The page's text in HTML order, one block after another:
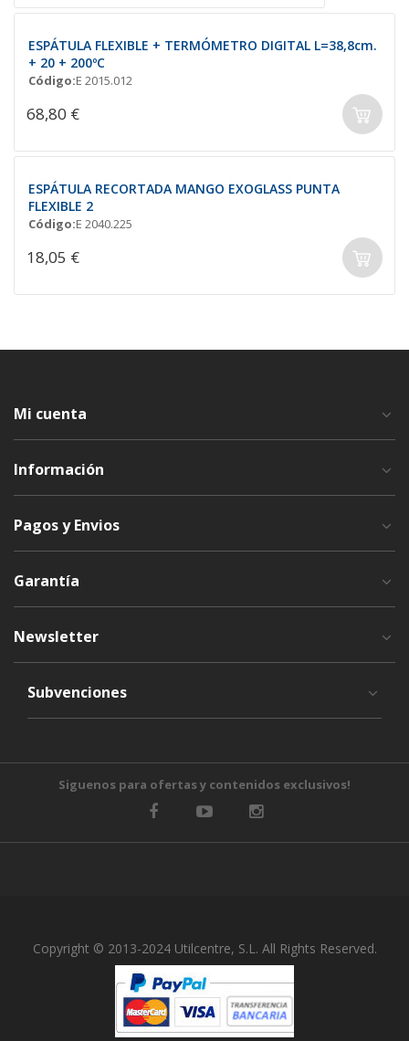
ESPÁTULA FLEXIBLE + TERMÓMETRO DIGITAL L=38,8cm.
+ 20 + 200ºC
Código:E 2015.012
68,80 €
ESPÁTULA RECORTADA MANGO EXOGLASS PUNTA
FLEXIBLE 2
Código:E 2040.225
18,05 €
Mi cuenta
Información
Pagos y Envios
Garantía
Newsletter
Subvenciones
Siguenos para ofertas y contenidos exclusivos!
Copyright © 2013-2024 Utilcentre, S.L. All Rights Reserved.